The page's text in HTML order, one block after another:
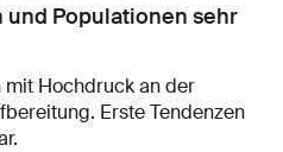
Populationen sehr
mit Hochdruck an der
Erste Tendenzen